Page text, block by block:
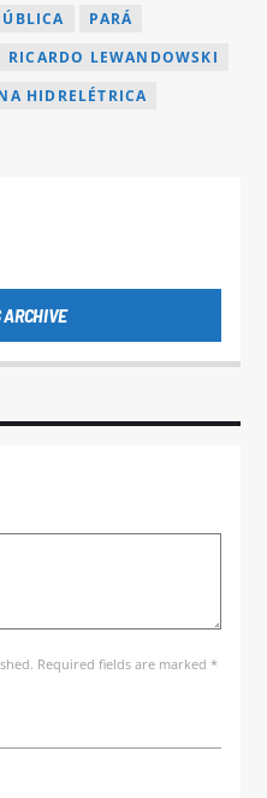
PARÁ
RICARDO LEWANDOWSKI
HIDRELÉTRICA
Required fields are marked *